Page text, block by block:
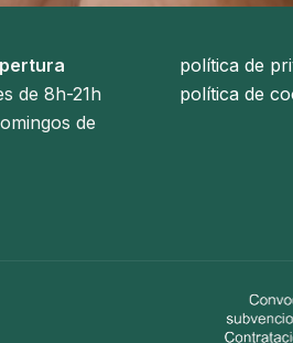
de 8h-21h
de
política de
política de